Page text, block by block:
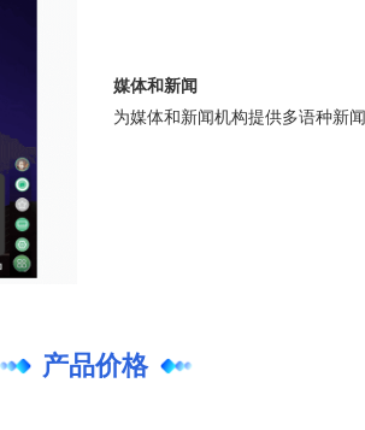
媒体和新闻
为媒体和新闻机构提供多语种新闻
产品价格